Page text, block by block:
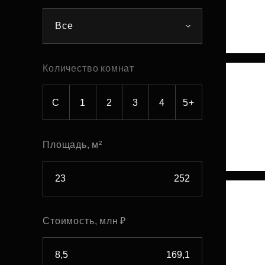
Все
Количество комнат
С 1 2 3 4 5+
Площадь, м²
Стоимость, млн ₽